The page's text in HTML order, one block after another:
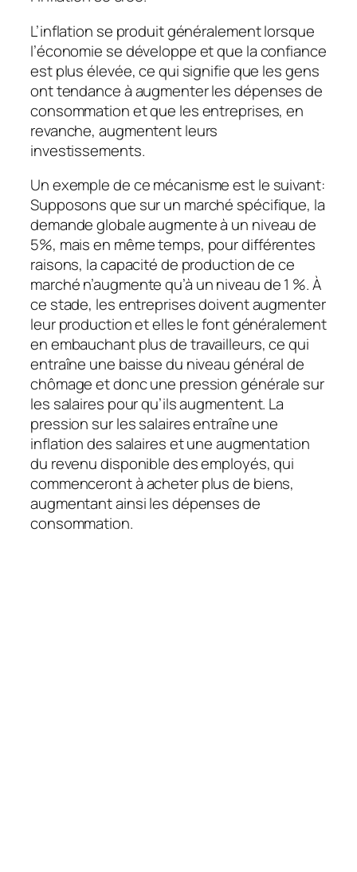
L’inflation se produit généralement lorsque
l’économie se développe et que la confiance
est plus élevée, ce qui signifie que les gens
ont tendance à augmenter les dépenses de
consommation et que les entreprises, en
revanche, augmentent leurs
investissements.
Un exemple de ce mécanisme est le suivant:
Supposons que sur un marché spécifique, la
demande globale augmente à un niveau de
5%, mais en même temps, pour différentes
raisons, la capacité de production de ce
marché n’augmente qu’à un niveau de 1 %. À
ce stade, les entreprises doivent augmenter
leur production et elles le font généralement
en embauchant plus de travailleurs, ce qui
entraîne une baisse du niveau général de
chômage et donc une pression générale sur
les salaires pour qu’ils augmentent. La
pression sur les salaires entraîne une
inflation des salaires et une augmentation
du revenu disponible des employés, qui
commenceront à acheter plus de biens,
augmentant ainsi les dépenses de
consommation.